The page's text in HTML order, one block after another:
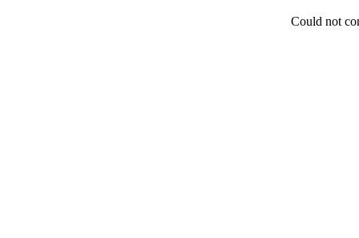
Could not